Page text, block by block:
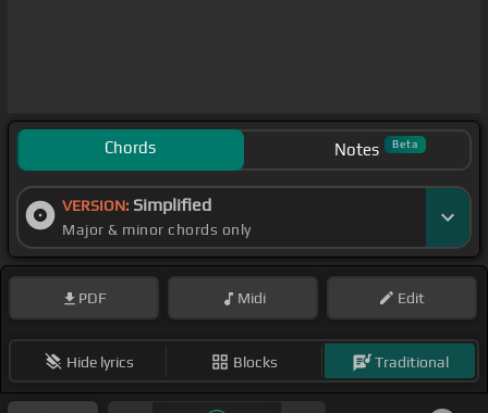
Chords Notes Beta
VERSION: Simplified
Major & minor chords only
PDF Midi Edit
Hide lyrics Blocks Traditional